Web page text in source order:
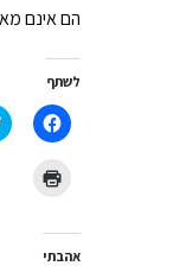
הם אינם
לשתף
לחיצה
לשיתוף
אהבתי